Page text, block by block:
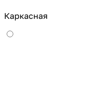
Каркасная